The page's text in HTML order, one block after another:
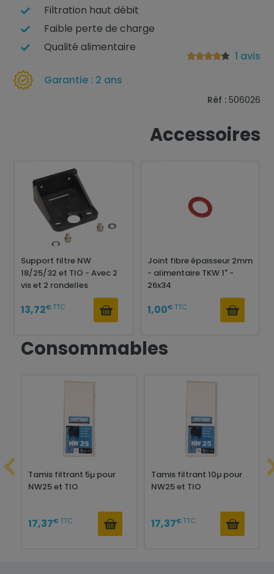
Filtration haut débit
Faible perte de charge
Qualité alimentaire
1 avis
Garantie : 2 ans
Réf : 506026
Accessoires
Support filtre NW
18/25/32 et TIO - Avec 2
vis et 2 rondelles
13,72€ TTC
Joint fibre épaisseur 2mm
- alimentaire TKW 1" -
26x34
1,00€ TTC
Consommables
Tamis filtrant 5µ pour
NW25 et TIO
17,37€ TTC
Tamis filtrant 10µ pour
NW25 et TIO
17,37€ TTC